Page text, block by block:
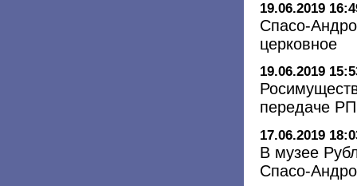
19.06.2019
Спасо-
церковное
19.06.2019
передаче
17.06.2019
В музее
Спасо-